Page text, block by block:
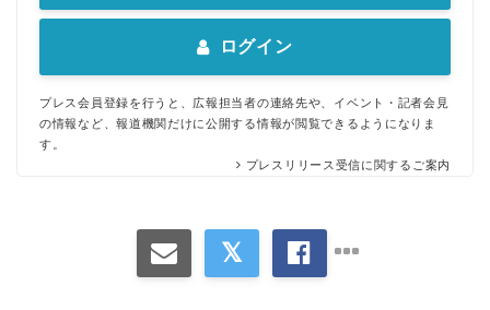
ログイン
プレス会員登録を行うと、広報担当者の連絡先や、イベント・記者会見
の情報など、報道機関だけに公開する情報が閲覧できるようになりま
す。
プレスリリース受信に関するご案内